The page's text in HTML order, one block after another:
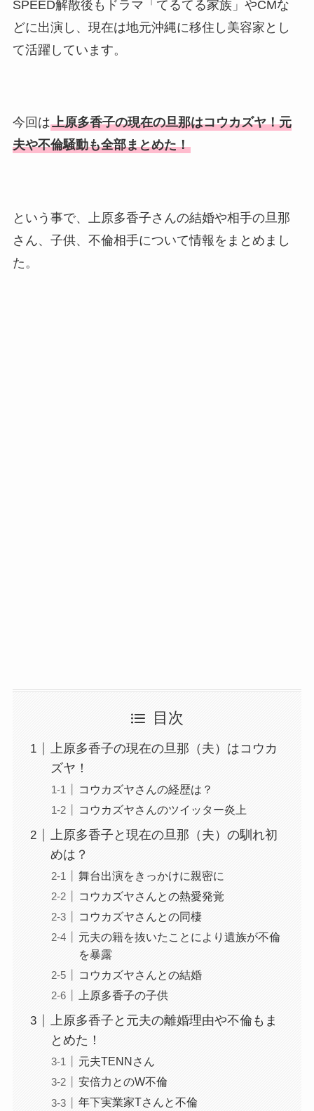
SPEED解散後もドラマ「てるてる家族」やCMな
どに出演し、現在は地元沖縄に移住し美容家とし
て活躍しています。
今回は上原多香子の現在の旦那はコウカズヤ！元
夫や不倫騒動も全部まとめた！
という事で、上原多香子さんの結婚や相手の旦那
さん、子供、不倫相手について情報をまとめまし
た。
目次
上原多香子の現在の旦那（夫）はコウカ
ズヤ！
コウカズヤさんの経歴は？
コウカズヤさんのツイッター炎上
上原多香子と現在の旦那（夫）の馴れ初
めは？
舞台出演をきっかけに親密に
コウカズヤさんとの熱愛発覚
コウカズヤさんとの同棲
元夫の籍を抜いたことにより遺族が不倫
を暴露
コウカズヤさんとの結婚
上原多香子の子供
上原多香子と元夫の離婚理由や不倫もま
とめた！
元夫TENNさん
安倍力とのW不倫
年下実業家Tさんと不倫